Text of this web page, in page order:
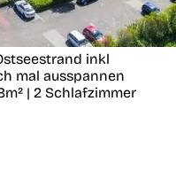
inkl
mal ausspannen
| 2 Schlafzimmer